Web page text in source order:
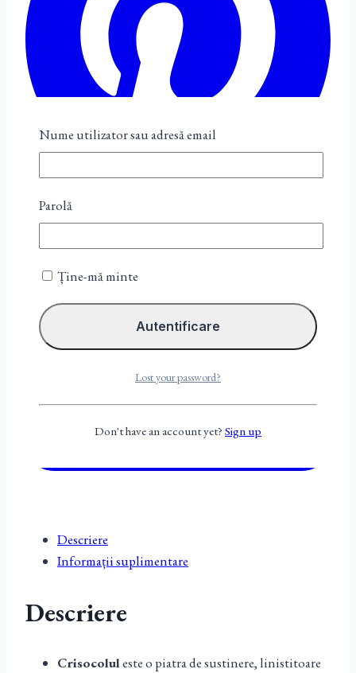
Descriere
Informații suplimentare
Descriere
Crisocoluleste o piatra de sustinere, linistitoare
Nume utilizator sau adresă email
Parolă
Ține-mă minte
Lost your password?
Don't have an account yet? Sign up